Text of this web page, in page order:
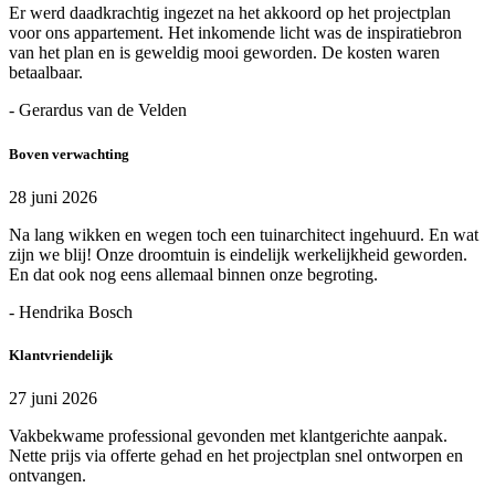
Er werd daadkrachtig ingezet na het akkoord op het projectplan
voor ons appartement. Het inkomende licht was de inspiratiebron
van het plan en is geweldig mooi geworden. De kosten waren
betaalbaar.
- Gerardus van de Velden
Boven verwachting
28 juni 2026
Na lang wikken en wegen toch een tuinarchitect ingehuurd. En wat
zijn we blij! Onze droomtuin is eindelijk werkelijkheid geworden.
En dat ook nog eens allemaal binnen onze begroting.
- Hendrika Bosch
Klantvriendelijk
27 juni 2026
Vakbekwame professional gevonden met klantgerichte aanpak.
Nette prijs via offerte gehad en het projectplan snel ontworpen en
ontvangen.